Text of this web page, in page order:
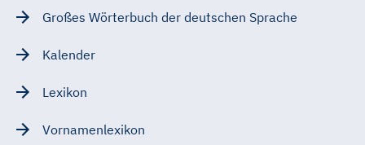
Großes Wörterbuch der deutschen Sprache
Kalender
Lexikon
Vornamenlexikon